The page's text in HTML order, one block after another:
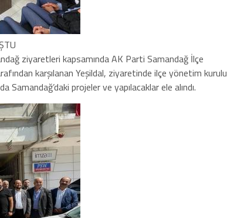
ziyaretleri kapsamında AK Parti Samandağ İlçe
karşılanan Yeşildal, ziyaretinde ilçe yönetim kurulu
Samandağ’daki projeler ve yapılacaklar ele alındı.